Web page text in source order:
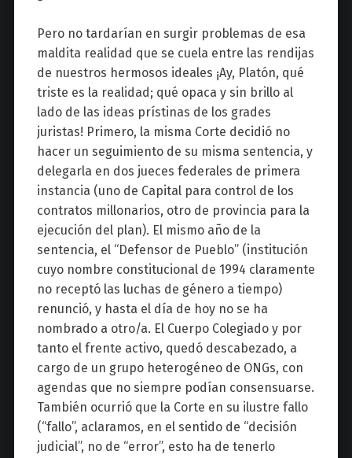
Pero no tardarían en surgir problemas de esa
maldita realidad que se cuela entre las rendijas
de nuestros hermosos ideales ¡Ay, Platón, qué
triste es la realidad; qué opaca y sin brillo al
lado de las ideas prístinas de los grades
juristas! Primero, la misma Corte decidió no
hacer un seguimiento de su misma sentencia, y
delegarla en dos jueces federales de primera
instancia (uno de Capital para control de los
contratos millonarios, otro de provincia para la
ejecución del plan). El mismo año de la
sentencia, el “Defensor de Pueblo” (institución
cuyo nombre constitucional de 1994 claramente
no receptó las luchas de género a tiempo)
renunció, y hasta el día de hoy no se ha
nombrado a otro/a. El Cuerpo Colegiado y por
tanto el frente activo, quedó descabezado, a
cargo de un grupo heterogéneo de ONGs, con
agendas que no siempre podían consensuarse.
También ocurrió que la Corte en su ilustre fallo
(“fallo”, aclaramos, en el sentido de “decisión
judicial”, no de “error”, esto ha de tenerlo